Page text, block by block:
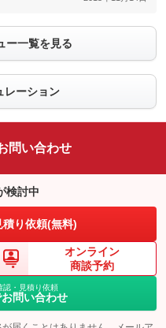
ー一覧を見る
レーション
問い合わせ
検討中
り依頼(無料)
オンライン
商談予約
認・見積り依頼
問い合わせ